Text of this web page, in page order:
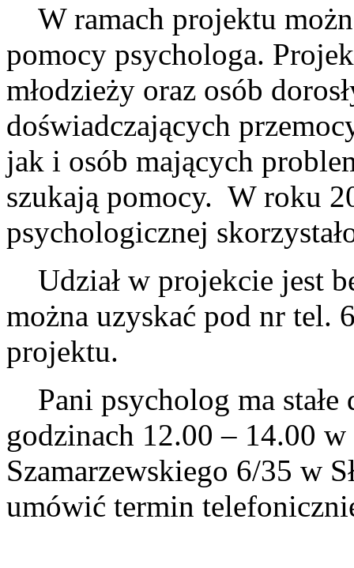
W ramach projektu
pomocy psychologa.
młodzieży oraz osób
doświadczających
jak i osób mających
szukają pomocy. W roku
psychologicznej
Udział w projekcie jest
można uzyskać pod nr tel.
projektu.
Pani psycholog ma
godzinach 12.00 – 14.00
Szamarzewskiego 6/35 w
umówić termin